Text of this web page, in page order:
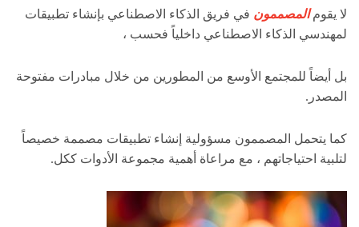
لا يقومالمصممون في فريق الذكاء الاصطناعي بإنشاء تطبيقات
لمهندسي الذكاء الاصطناعي داخلياً فحسب ،
بل أيضاً للمجتمع الأوسع من المطورين من خلال مبادرات مفتوحة
المصدر.
كما يتحمل المصممون مسؤولية إنشاء تطبيقات مصممة خصيصاً
لتلبية احتياجاتهم ، مع مراعاة أهمية مجموعة الأدوات ككل.